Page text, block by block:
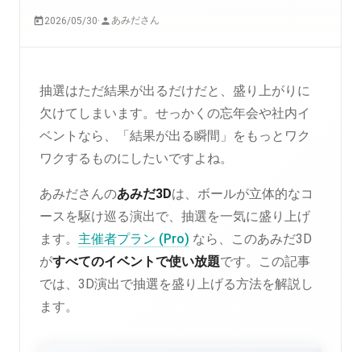
2026/05/30· あみださん
抽選はただ結果が出るだけだと、盛り上がりに
欠けてしまいます。せっかくの忘年会や社内イ
ベントなら、「結果が出る瞬間」をもっとワク
ワクするものにしたいですよね。
あみださんのあみだ3Dは、ボールが立体的なコ
ースを駆け巡る演出で、抽選を一気に盛り上げ
ます。 主催者プラン (Pro) なら、このあみだ3D
がすべてのイベントで使い放題です。この記事
では、3D演出で抽選を盛り上げる方法を解説し
ます。